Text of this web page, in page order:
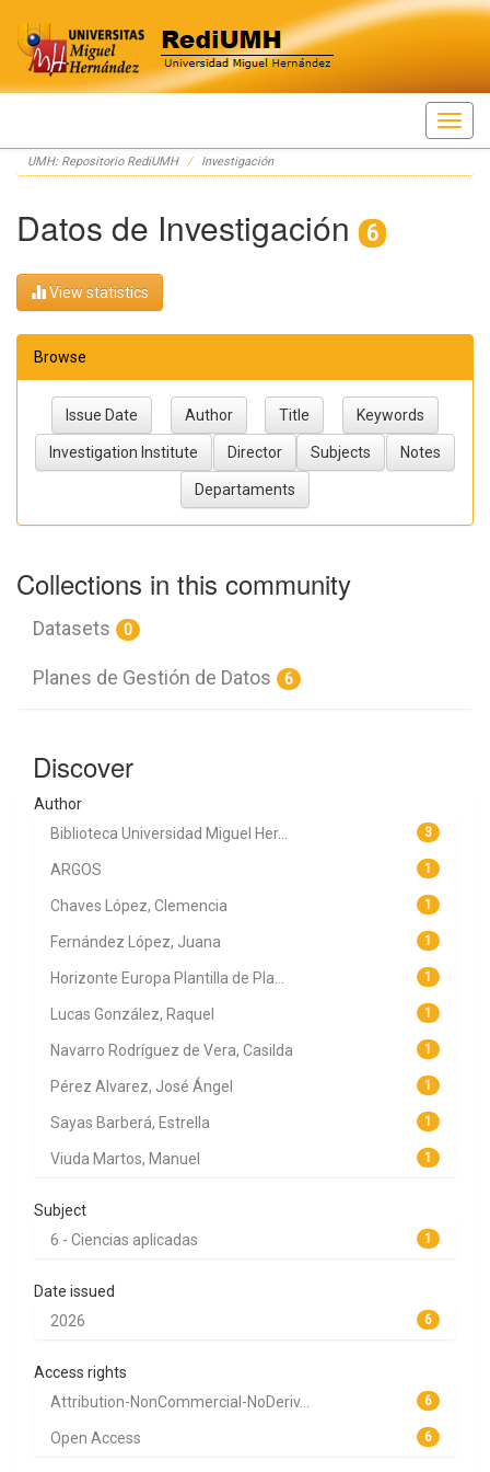
Skip
navigation
UMH: Repositorio RediUMH Investigación
Datos de Investigación 6
View statistics
Browse
Collections in this community
Datasets 0
Planes de Gestión de Datos 6
Discover
Author
3
Biblioteca Universidad Miguel Her...
1
ARGOS
1
Chaves López, Clemencia
1
Fernández López, Juana
1
Horizonte Europa Plantilla de Pla...
1
Lucas González, Raquel
1
Navarro Rodríguez de Vera, Casilda
1
Pérez Alvarez, José Ángel
1
Sayas Barberá, Estrella
1
Viuda Martos, Manuel
Subject
1
6 - Ciencias aplicadas
Date issued
6
2026
Access rights
6
Attribution-NonCommercial-NoDeriv...
6
Open Access